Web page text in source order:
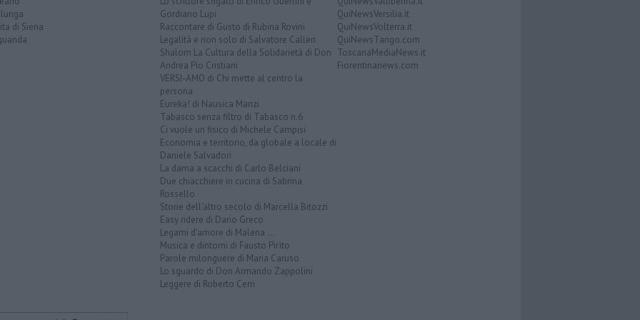
di Siena
Gordiano Lupi
Raccontare di Gusto di Rubina Rovini
Legalità e non solo di Salvatore Calleri
Shalom La Cultura della Solidarietà di Don
Andrea Pio Cristiani
VERSI-AMO di Chi mette al centro la
persona
Eureka! di Nausica Manzi
Tabasco senza filtro di Tabasco n.6
Ci vuole un fisico di Michele Campisi
Economia e territorio, da globale a locale di
Daniele Salvadori
La dama a scacchi di Carlo Belciani
Due chiacchiere in cucina di Sabrina
Rossello
Storie dell'altro secolo di Marcella Bitozzi
Easy ridere di Dario Greco
Legami d'amore di Malena ...
Musica e dintorni di Fausto Pirìto
Parole milonguere di Maria Caruso
Lo sguardo di Don Armando Zappolini
Leggere di Roberto Cerri
QuiNewsVersilia.it
QuiNewsVolterra.it
QuiNewsTango.com
ToscanaMediaNews.it
Fiorentinanews.com